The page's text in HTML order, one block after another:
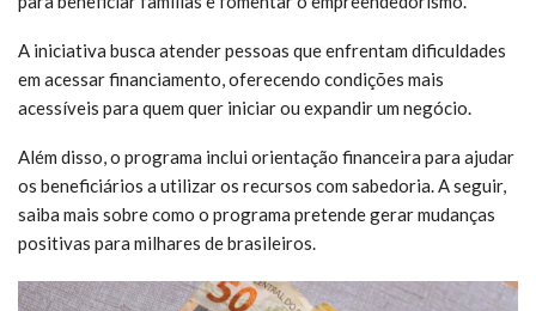
A iniciativa busca atender pessoas que enfrentam dificuldades
em acessar financiamento, oferecendo condições mais
acessíveis para quem quer iniciar ou expandir um negócio.
Além disso, o programa inclui orientação financeira para ajudar
os beneficiários a utilizar os recursos com sabedoria. A seguir,
saiba mais sobre como o programa pretende gerar mudanças
positivas para milhares de brasileiros.